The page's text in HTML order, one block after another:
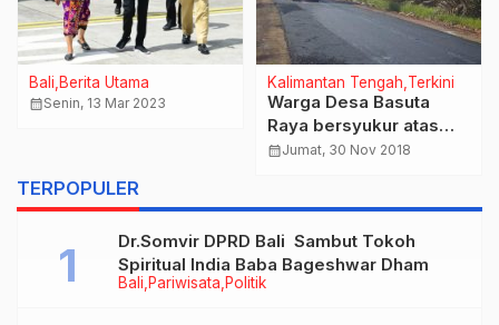
Bali Berita Utama
calendar_monthSenin, 13 Mar 2023
Kalimantan Tengah Terkini
Warga Desa Basuta
Raya bersyukur atas
pengaspalan jalan lintas
calendar_monthJumat, 30 Nov 2018
TERPOPULER
Bali Pariwisata Politik
Dr.Somvir DPRD Bali Sambut Tokoh
Spiritual India Baba Bageshwar Dham